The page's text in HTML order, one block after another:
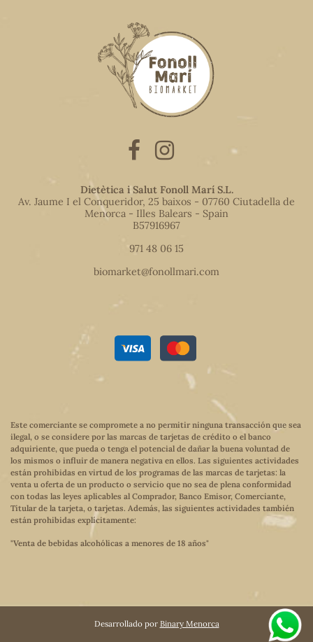
Dietètica i Salut Fonoll Marí S.L.
Av. Jaume I el Conqueridor, 25 baixos - 07760 Ciutadella de
Menorca - Illes Balears - Spain
B57916967
971 48 06 15
biomarket@fonollmari.com
Este comerciante se compromete a no permitir ninguna transacción que sea
ilegal, o se considere por las marcas de tarjetas de crédito o el banco
adquiriente, que pueda o tenga el potencial de dañar la buena voluntad de
los mismos o influir de manera negativa en ellos. Las siguientes actividades
están prohibidas en virtud de los programas de las marcas de tarjetas: la
venta u oferta de un producto o servicio que no sea de plena conformidad
con todas las leyes aplicables al Comprador, Banco Emisor, Comerciante,
Titular de la tarjeta, o tarjetas. Además, las siguientes actividades también
están prohibidas explícitamente:
"Venta de bebidas alcohólicas a menores de 18 años"
Desarrollado por Binary Menorca